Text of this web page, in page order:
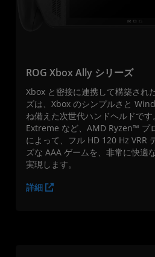
ROG Xbox Ally シリーズ
Xbox と密接に連携して構築され
ズは、Xbox のシンプルさと
ね備えた次世代ハンドヘルドで
Extreme など、AMD Ryzen™ プ
によって、フル HD 120 Hz VRR
ズな AAA ゲームを、非常に快適
実現します。
詳細